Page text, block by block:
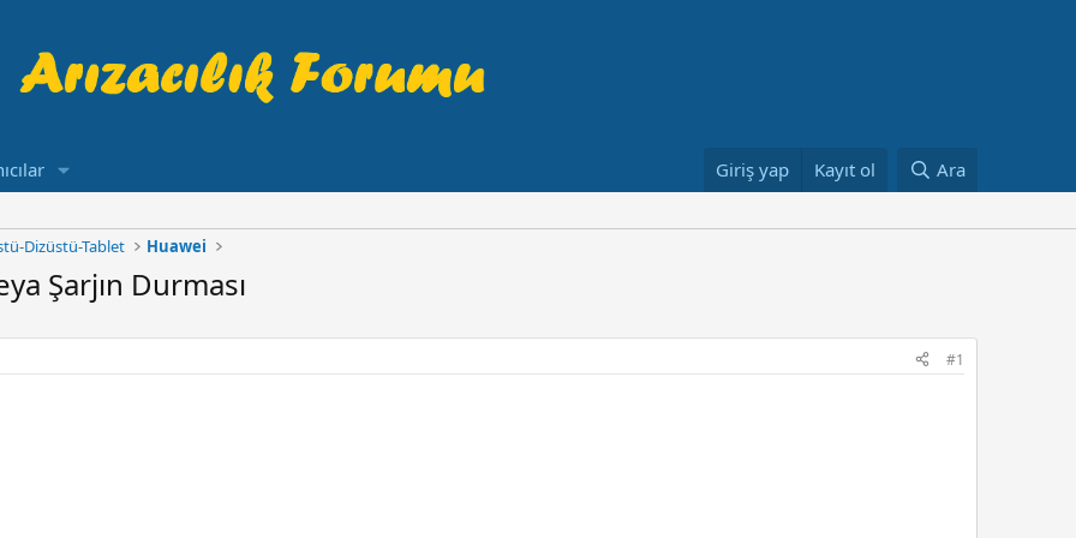
Giriş yap Kayıt ol Ara
Dizüstü-Tablet Huawei
Şarjın Durması
#1